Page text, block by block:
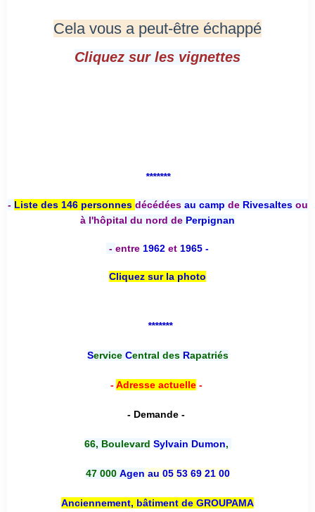
Cela vous a peut-être échappé
Cliquez sur les vignettes
*******
- Liste des 146 personnes décédées au camp deRivesaltesou
à l'hôpital du nord de Perpignan
- entre 1962 et 1965 -
Cliquez sur la photo
*******
Service Central desRapatriés
-Adresse actuelle-
- Demande -
66, Boulevard Sylvain Dumon,
47 000 Agen au 05 53 69 21 00
Anciennement, bâtiment de GROUPAMA